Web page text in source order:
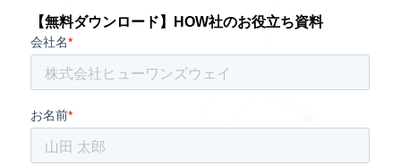
【無料ダウンロード】HOW社のお役立ち資料